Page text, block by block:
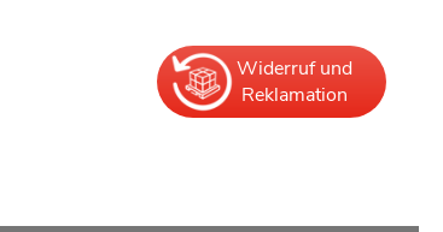
Widerruf und
Reklamation